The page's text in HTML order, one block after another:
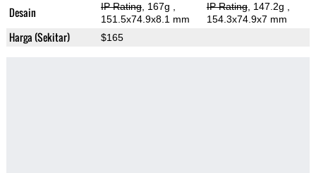
Desain IP Rating, 167g
151.5x74.9x8.1 mm
IP Rating, 147.2g
154.3x74.9x7 mm
Harga (Sekitar) $165